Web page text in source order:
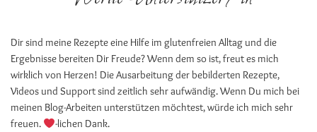
Dir sind meine Rezepte eine Hilfe im glutenfreien Alltag und die
Ergebnisse bereiten Dir Freude? Wenn dem so ist, freut es mich
wirklich von Herzen! Die Ausarbeitung der bebilderten Rezepte,
Videos und Support sind zeitlich sehr aufwändig. Wenn Du mich bei
meinen Blog-Arbeiten unterstützen möchtest, würde ich mich sehr
freuen.
-lichen Dank.